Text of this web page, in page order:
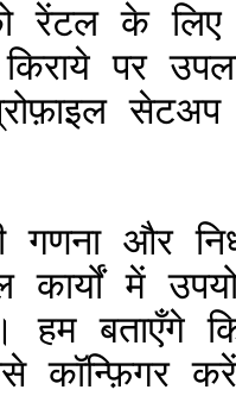
रेंटल के लिए
पर
और
कार्यों में
हम
कॉन्फ़िगर